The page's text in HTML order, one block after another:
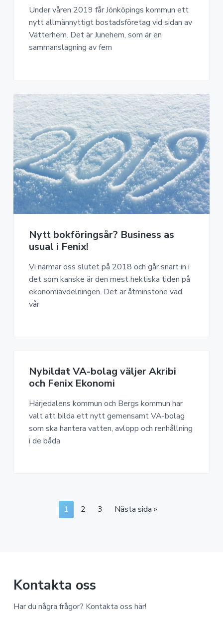
Under våren 2019 får Jönköpings kommun ett
nytt allmännyttigt bostadsföretag vid sidan av
Vätterhem. Det är Junehem, som är en
sammanslagning av fem
Nytt bokföringsår? Business as
usual i Fenix!
Vi närmar oss slutet på 2018 och går snart in i
det som kanske är den mest hektiska tiden på
ekonomiavdelningen. Det är åtminstone vad
vår
Nybildat VA-bolag väljer Akribi
och Fenix Ekonomi
Härjedalens kommun och Bergs kommun har
valt att bilda ett nytt gemensamt VA-bolag
som ska hantera vatten, avlopp och renhållning
i de båda
S
i
1
S
2
S
3
G
Nästa sida »
Kontakta oss
Har du några frågor? Kontakta oss här!